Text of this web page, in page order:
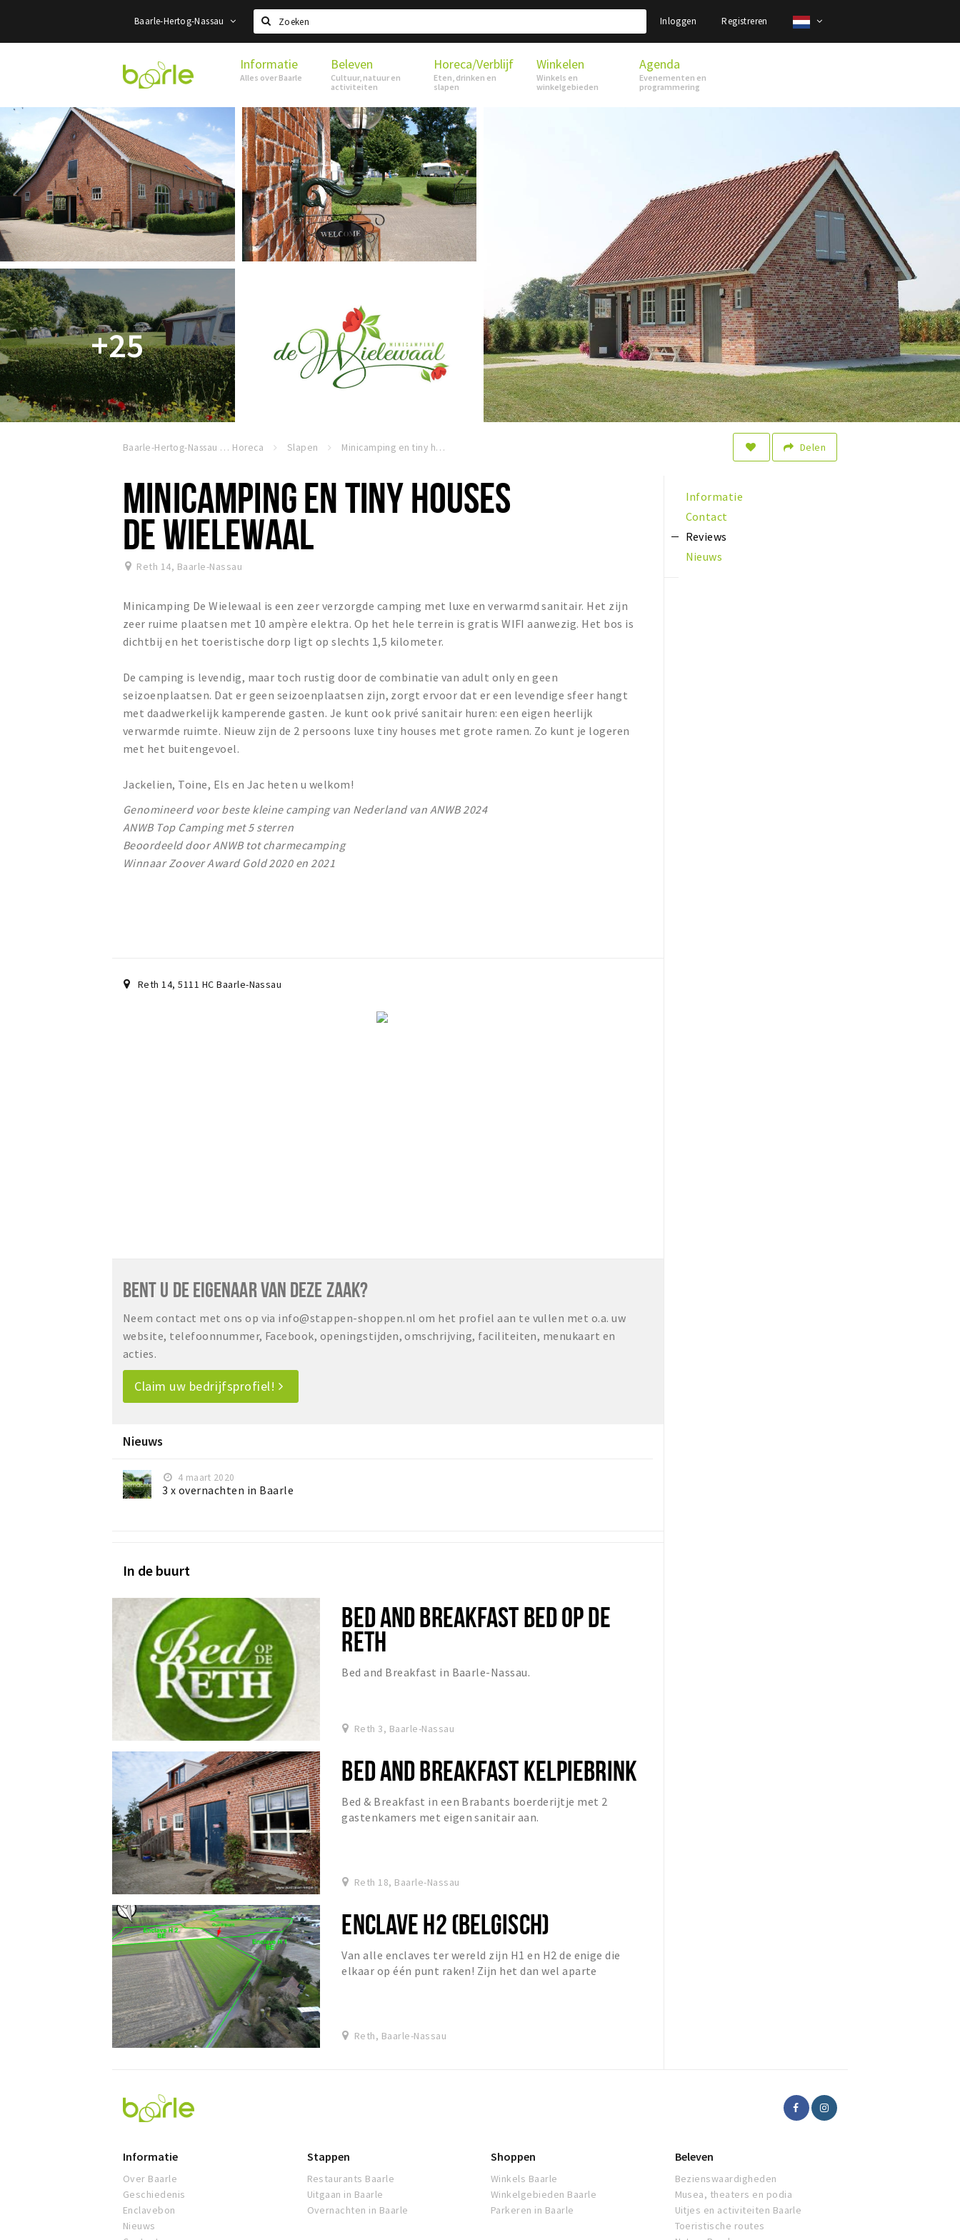
Baarle-Hertog-Nassau
Zoeken
Inloggen Registreren
Visit
Baarle
Informatie
Alles over Baarle
Beleven
Cultuur, natuur en
activiteiten
Horeca/Verblijf
Eten, drinken en
slapen
Winkelen
Winkels en
winkelgebieden
Agenda
Evenementen en
programmering
+25
Baarle-Hertog-Nassau Horeca Slapen Minicamping en tiny houses de Wielewaal Delen
MINICAMPING EN TINY HOUSES
DE WIELEWAAL
Reth 14, Baarle-Nassau
Minicamping De Wielewaal is een zeer verzorgde camping met luxe en verwarmd sanitair. Het zijn
zeer ruime plaatsen met 10 ampère elektra. Op het hele terrein is gratis WIFI aanwezig. Het bos is
dichtbij en het toeristische dorp ligt op slechts 1,5 kilometer.
De camping is levendig, maar toch rustig door de combinatie van adult only en geen
seizoenplaatsen. Dat er geen seizoenplaatsen zijn, zorgt ervoor dat er een levendige sfeer hangt
met daadwerkelijk kamperende gasten. Je kunt ook privé sanitair huren: een eigen heerlijk
verwarmde ruimte. Nieuw zijn de 2 persoons luxe tiny houses met grote ramen. Zo kunt je logeren
met het buitengevoel.
Jackelien, Toine, Els en Jac heten u welkom!
Genomineerd voor beste kleine camping van Nederland van ANWB 2024
ANWB Top Camping met 5 sterren
Beoordeeld door ANWB tot charmecamping
Winnaar Zoover Award Gold 2020 en 2021
Reth 14,5111 HC Baarle-Nassau
BENT U DE EIGENAAR VAN DEZE ZAAK?
Neem contact met ons op via info@stappen-shoppen.nl om het profiel aan te vullen met o.a. uw
website, telefoonnummer, Facebook, openingstijden, omschrijving, faciliteiten, menukaart en
acties.
Claim uw bedrijfsprofiel!
Nieuws
4 maart 2020
3 x overnachten in Baarle
In de buurt
BED AND BREAKFAST BED OP DE
RETH
Bed and Breakfast in Baarle-Nassau.
Reth 3, Baarle-Nassau
BED AND BREAKFAST KELPIEBRINK
Bed & Breakfast in een Brabants boerderijtje met 2
gastenkamers met eigen sanitair aan.
Reth 18, Baarle-Nassau
ENCLAVE H2 (BELGISCH)
Van alle enclaves ter wereld zijn H1 en H2 de enige die
elkaar op één punt raken! Zijn het dan wel aparte
Reth, Baarle-Nassau
Informatie
Contact
Reviews
Nieuws
Visit
Baarle
Informatie
Over Baarle
Geschiedenis
Enclavebon
Nieuws
Stappen
Restaurants Baarle
Uitgaan in Baarle
Overnachten in Baarle
Shoppen
Winkels Baarle
Winkelgebieden Baarle
Parkeren in Baarle
Beleven
Bezienswaardigheden
Musea, theaters en podia
Uitjes en activiteiten Baarle
Toeristische routes